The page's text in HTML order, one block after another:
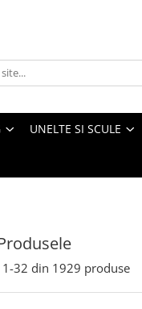
UNELTE SI SCULE
1-32 din 1929 produse